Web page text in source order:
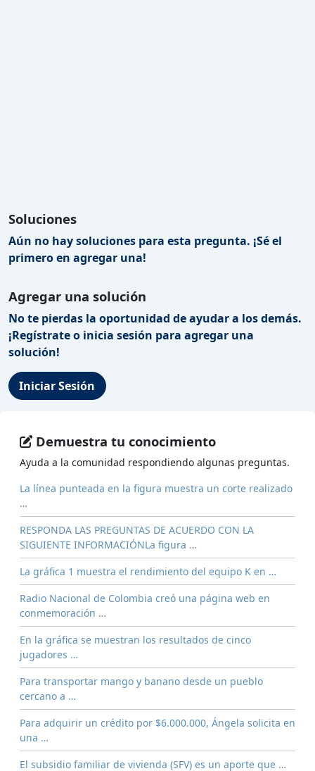
Soluciones
Aún no hay soluciones para esta pregunta. ¡Sé el
primero en agregar una!
Agregar una solución
No te pierdas la oportunidad de ayudar a los demás.
¡Regístrate o inicia sesión para agregar una
solución!
Iniciar Sesión
Demuestra tu conocimiento
Ayuda a la comunidad respondiendo algunas preguntas.
La línea punteada en la figura muestra un corte realizado
…
RESPONDA LAS PREGUNTAS DE ACUERDO CON LA
SIGUIENTE INFORMACIÓNLa figura …
La gráfica 1 muestra el rendimiento del equipo K en …
Radio Nacional de Colombia creó una página web en
conmemoración …
En la gráfica se muestran los resultados de cinco
jugadores …
Para transportar mango y banano desde un pueblo
cercano a …
Para adquirir un crédito por $6.000.000, Ángela solicita en
una …
El subsidio familiar de vivienda (SFV) es un aporte que …